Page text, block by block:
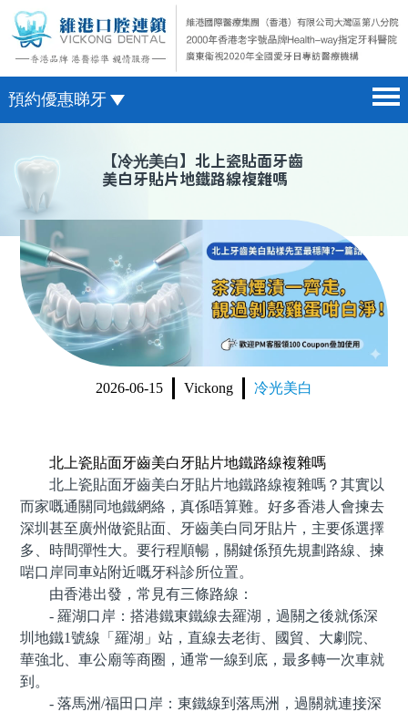
預約優惠睇牙
醫院簡介 hospital introduction
醫生介紹 doctor introduction
醫療新聞 medical news
種植牙 dental implant
箍牙 orthodontics
收費標準 change standard
微信預約
WhatsApp預約
【冷光美白】北上瓷貼面牙齒
美白牙貼片地鐵路線複雜嗎
2026-06-15 Vickong 冷光美白
北上瓷貼面牙齒美白牙貼片地鐵路線複雜嗎
北上瓷貼面牙齒美白牙貼片地鐵路線複雜嗎？其實以
而家嘅通關同地鐵網絡，真係唔算難。好多香港人會揀去
深圳甚至廣州做瓷貼面、牙齒美白同牙貼片，主要係選擇
多、時間彈性大。要行程順暢，關鍵係預先規劃路線、揀
啱口岸同車站附近嘅牙科診所位置。
由香港出發，常見有三條路線：
- 羅湖口岸：搭港鐵東鐵線去羅湖，過關之後就係深
圳地鐵1號線「羅湖」站，直線去老街、國貿、大劇院、
華強北、車公廟等商圈，通常一線到底，最多轉一次車就
到。
- 落馬洲/福田口岸：東鐵線到落馬洲，過關就連接深